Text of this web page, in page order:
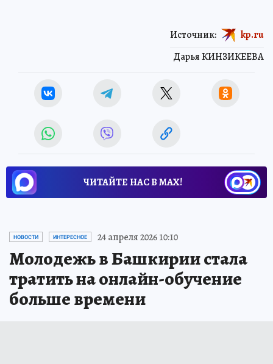
Дарья КИНЗИКЕЕВА
Источник: kp.ru
ЧИТАЙТЕ НАС В МАХ!
НОВОСТИ ИНТЕРЕСНОЕ 24 апреля 2026 10:10
Молодежь в Башкирии стала
тратить на онлайн-обучение
больше времени